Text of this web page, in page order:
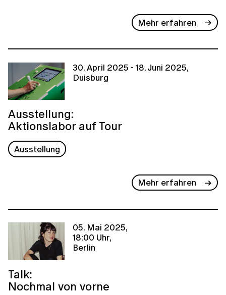
Mehr erfahren
30. April 2025 - 18. Juni 2025,
Duisburg
Ausstellung:
Aktionslabor auf Tour
Ausstellung
Mehr erfahren
05. Mai 2025,
18:00 Uhr,
Berlin
Talk:
Nochmal von vorne